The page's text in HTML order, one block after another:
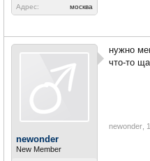
Адрес:
москва
newonder
New Member
нужно
что-то
newonder